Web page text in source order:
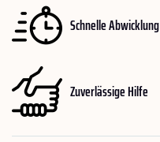
Schnelle Abwicklung
Zuverlässige Hilfe